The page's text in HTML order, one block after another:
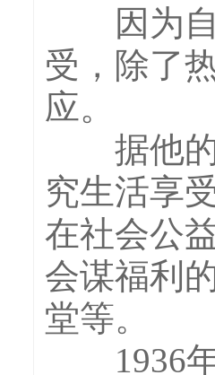
因为自
受，除了
应。
据他的
究生活享
在社会公
会谋福利
堂等。
1936年